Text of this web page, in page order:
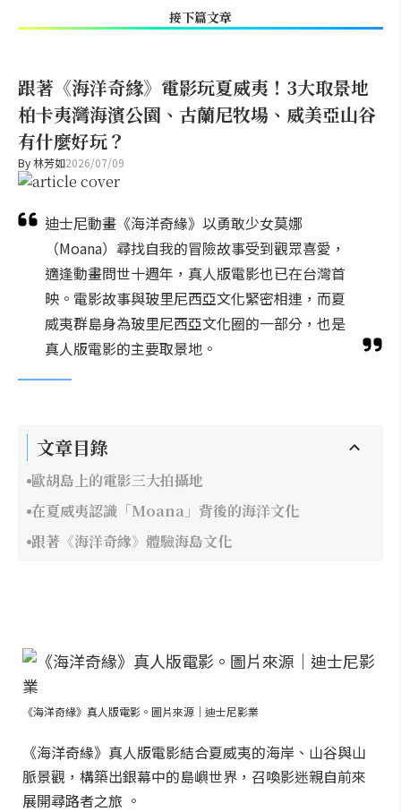
接下篇文章
跟著《海洋奇緣》電影玩夏威夷！3大取景地
柏卡夷灣海濱公園、古蘭尼牧場、威美亞山谷
有什麼好玩？
By林芳如2026/07/09
迪士尼動畫《海洋奇緣》以勇敢少女莫娜
（Moana）尋找自我的冒險故事受到觀眾喜愛，
適逢動畫問世十週年，真人版電影也已在台灣首
映。電影故事與玻里尼西亞文化緊密相連，而夏
威夷群島身為玻里尼西亞文化圈的一部分，也是
真人版電影的主要取景地。
文章目錄
歐胡島上的電影三大拍攝地
在夏威夷認識「Moana」背後的海洋文化
跟著《海洋奇緣》體驗海島文化
《海洋奇緣》真人版電影。圖片來源｜迪士尼影業
《海洋奇緣》真人版電影結合夏威夷的海岸、山谷與山
脈景觀，構築出銀幕中的島嶼世界，召喚影迷親自前來
展開尋路者之旅 。